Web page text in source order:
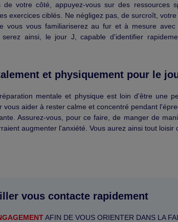
votre côté, appuyez-vous sur des ressources
exercices ciblés. Ne négligez pas, de surcroît,
vous vous familiariserez au fur et à mesure
ainsi, le jour J, capable d'identifier
et physiquement pour le
mentale et physique est loin d'être une
aider à rester calme et concentré pendant
Assurez-vous, pour ce faire, de manger de
augmenter l'anxiété. Vous aurez ainsi tout loisir
vous contacte rapidement
AFIN DE VOUS ORIENTER DANS LA